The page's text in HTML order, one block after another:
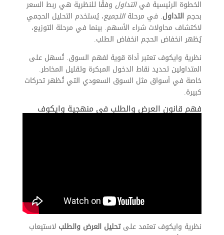
الخطوة الرئيسية فيالتداول وفقًا للنظرية هي ربط السعر
بحجم التداول. في مرحلةالتجميع، يُستخدم التحليل الحجمي
لاكتشاف محاولات شراء الأسهم. بينما في مرحلة التوزيع،
يُظهر انخفاض الحجم انخفاض الطلب.
نظرية وايكوف تعتبر أداة قوية لفهم السوق. تُسهل على
المتداولين تحديد نقاط الدخول المبكرة وتقليل المخاطر.
خاصة في أسواق مثل السوق السعودي التي تُظهر تحركات
كبيرة.
فهم قانون العرض والطلب في منهجية وايكوف
نظرية وايكوف تعتمد علىتحليل العرض والطلب لاستيعاب